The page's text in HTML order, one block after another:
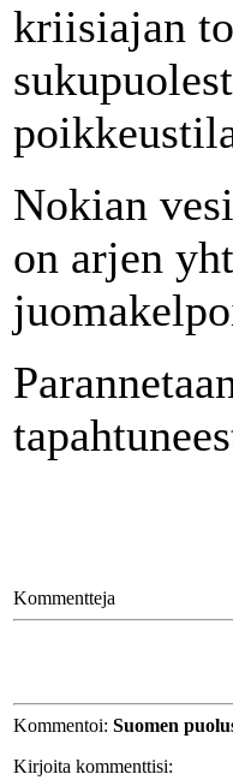
kriisiajan
Nokian
on arjen
Kommentteja
Kommentoi: Suomen
Kirjoita kommenttisi: